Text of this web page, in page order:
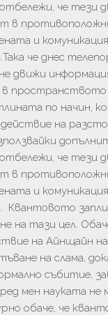
че тези
в
и
че днес
движи
в
по начин,
на
че тези
в
и
Квантовото
на тази цел.
на Айнщайн
на слама,
събитие,
мен науката не
обаче, че